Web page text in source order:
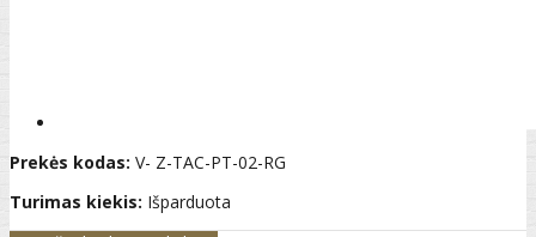
Prekės kodas: V- Z-TAC-PT-02-RG
Turimas kiekis: Išparduota